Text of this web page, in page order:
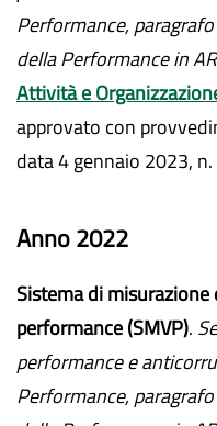
Performance,
della Performance in
Attività e
approvato con
data 4 gennaio 2023, n.
Anno 2022
Sistema di
performance (SMVP).
performance e
Performance,